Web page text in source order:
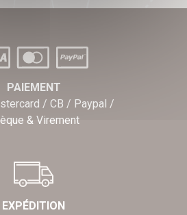
PAIEMENT
/ CB / Paypal /
& Virement
EXPÉDITION